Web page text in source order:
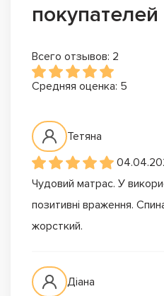
покупателей
Всего отзывов: 2
Средняя оценка: 5
Тетяна
Чудовий матрас. У
позитивні враження.
жорсткий.
Діана